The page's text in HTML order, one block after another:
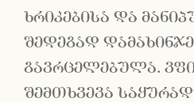
ხრიკებისა და
შედეგად
გავრცელებულა.
შემთხვევა